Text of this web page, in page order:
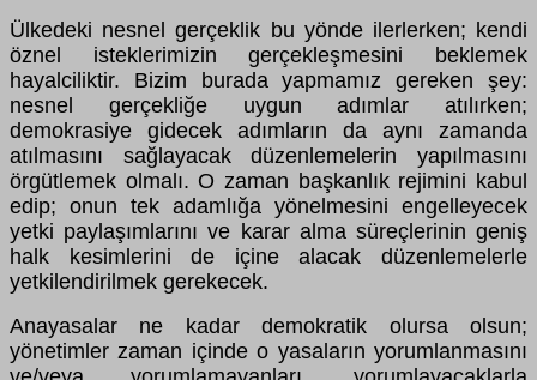
Ülkedeki nesnel gerçeklik bu yönde ilerlerken; kendi
öznel isteklerimizin gerçekleşmesini beklemek
hayalciliktir. Bizim burada yapmamız gereken şey:
nesnel gerçekliğe uygun adımlar atılırken;
demokrasiye gidecek adımların da aynı zamanda
atılmasını sağlayacak düzenlemelerin yapılmasını
örgütlemek olmalı. O zaman başkanlık rejimini kabul
edip; onun tek adamlığa yönelmesini engelleyecek
yetki paylaşımlarını ve karar alma süreçlerinin geniş
halk kesimlerini de içine alacak düzenlemelerle
yetkilendirilmek gerekecek.
Anayasalar ne kadar demokratik olursa olsun;
yönetimler zaman içinde o yasaların yorumlanmasını